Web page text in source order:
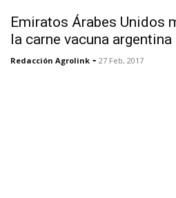
Emiratos Árabes Unidos
la carne vacuna argentina
Redacción Agrolink - 27 Feb, 2017